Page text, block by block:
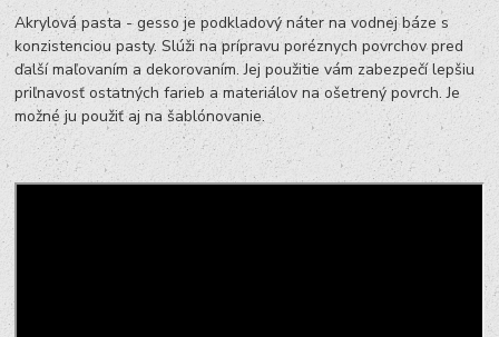
Akrylová pasta - gesso je podkladový náter na vodnej báze s
konzistenciou pasty. Slúži na prípravu poréznych povrchov pred
ďalší maľovaním a dekorovaním. Jej použitie vám zabezpečí lepšiu
priľnavosť ostatných farieb a materiálov na ošetrený povrch. Je
možné ju použiť aj na šablónovanie.